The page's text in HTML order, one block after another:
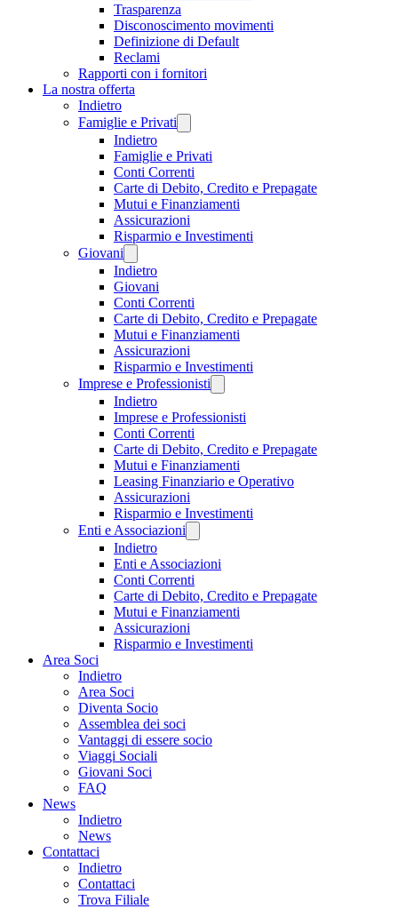
Trasparenza
Disconoscimento movimenti
Definizione di Default
Reclami
Rapporti con i fornitori
La nostra offerta
Indietro
Famiglie e Privati
Indietro
Famiglie e Privati
Conti Correnti
Carte di Debito, Credito e Prepagate
Mutui e Finanziamenti
Assicurazioni
Risparmio e Investimenti
Giovani
Indietro
Giovani
Conti Correnti
Carte di Debito, Credito e Prepagate
Mutui e Finanziamenti
Assicurazioni
Risparmio e Investimenti
Imprese e Professionisti
Indietro
Imprese e Professionisti
Conti Correnti
Carte di Debito, Credito e Prepagate
Mutui e Finanziamenti
Leasing Finanziario e Operativo
Assicurazioni
Risparmio e Investimenti
Enti e Associazioni
Indietro
Enti e Associazioni
Conti Correnti
Carte di Debito, Credito e Prepagate
Mutui e Finanziamenti
Assicurazioni
Risparmio e Investimenti
Area Soci
Indietro
Area Soci
Diventa Socio
Assemblea dei soci
Vantaggi di essere socio
Viaggi Sociali
Giovani Soci
FAQ
News
Indietro
News
Contattaci
Indietro
Contattaci
Trova Filiale